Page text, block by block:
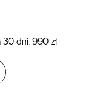
30 dni: 990 zł